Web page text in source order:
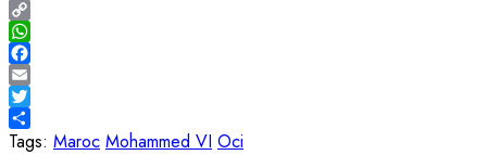
Copy
Link
WhatsApp
Facebook
Email
Twitter
Share
Tags: Maroc Mohammed VI Oci